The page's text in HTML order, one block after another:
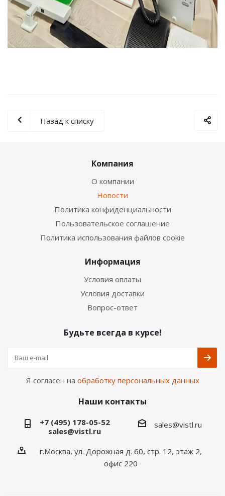
Назад к списку
Компания
О компании
Новости
Политика конфиденциальности
Пользовательское соглашение
Политика использования файлов cookie
Информация
Условия оплаты
Условия доставки
Вопрос-ответ
Будьте всегда в курсе!
Я согласен на обработку персональных данных
Наши контакты
+7 (495) 178-05-52
sales@vistl.ru
sales@vistl.ru
г.Москва, ул. Дорожная д. 60, стр. 12, этаж 2,
офис 220